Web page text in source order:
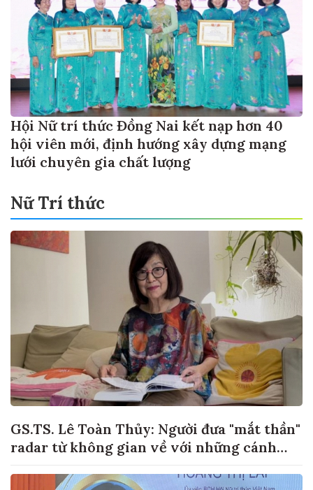
Hội Nữ trí thức Đồng Nai kết nạp hơn 40
hội viên mới, định hướng xây dựng mạng
lưới chuyên gia chất lượng
Nữ Trí thức
GS.TS. Lê Toàn Thủy: Người đưa "mắt thần"
radar từ không gian về với những cánh